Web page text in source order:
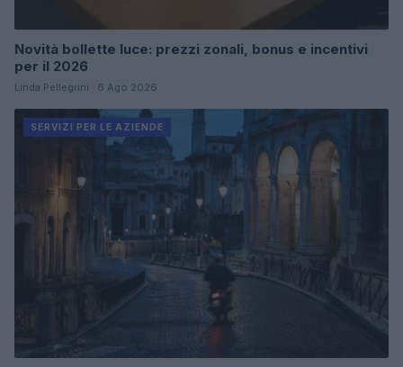
Novità bollette luce: prezzi zonali, bonus e incentivi
per il 2026
Linda Pellegrini · 6 Ago 2026
SERVIZI PER LE AZIENDE